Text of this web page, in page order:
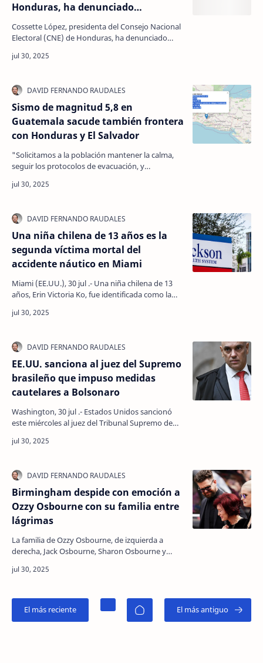
Honduras, ha denunciado
públicamente un intento
sistemático de desestabilización y
electoral.
Cossette López, presidenta del Consejo Nacional
Electoral (CNE) de Honduras, ha denunciado
desestabilización…
Sismo de magnitud 5,8 en
Guatemala sacude también frontera
con Honduras y El Salvador
"Solicitamos a la población mantener la calma,
seguir los protocolos de evacuación, y
información.…
Una niña chilena de 13 años es la
segunda víctima mortal del
accidente náutico en Miami
Miami (EE.UU.), 30 jul .- Una niña chilena de 13
años, Erin Victoria Ko, fue identificada como la
en…
EE.UU. sanciona al juez del Supremo
brasileño que impuso medidas
cautelares a Bolsonaro
Washington, 30 jul .- Estados Unidos sancionó
este miércoles al juez del Tribunal Supremo de
serie de …
Birmingham despide con emoción a
Ozzy Osbourne con su familia entre
lágrimas
La familia de Ozzy Osbourne, de izquierda a
derecha, Jack Osbourne, Sharon Osbourne y
colocadas e…